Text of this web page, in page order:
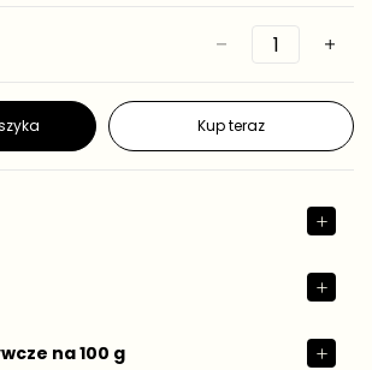
Kup teraz
na 100 g